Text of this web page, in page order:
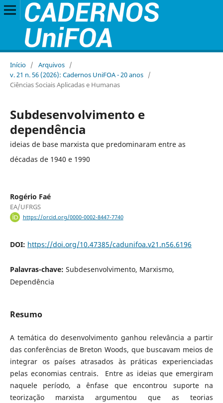
Início / Arquivos /
v. 21 n. 56 (2026): Cadernos UniFOA - 20 anos /
Ciências Sociais Aplicadas e Humanas
Subdesenvolvimento e
dependência
ideias de base marxista que predominaram entre as
décadas de 1940 e 1990
Rogério Faé
EA/UFRGS
https://orcid.org/0000-0002-8447-7740
DOI: https://doi.org/10.47385/cadunifoa.v21.n56.6196
Palavras-chave: Subdesenvolvimento, Marxismo,
Dependência
Resumo
A temática do desenvolvimento ganhou relevância a partir
das conferências de Breton Woods, que buscavam meios de
integrar os países atrasados às práticas experienciadas
pelas economias centrais. Entre as ideias que emergiram
naquele período, a ênfase que encontrou suporte na
teorização marxista argumentou que as teorias